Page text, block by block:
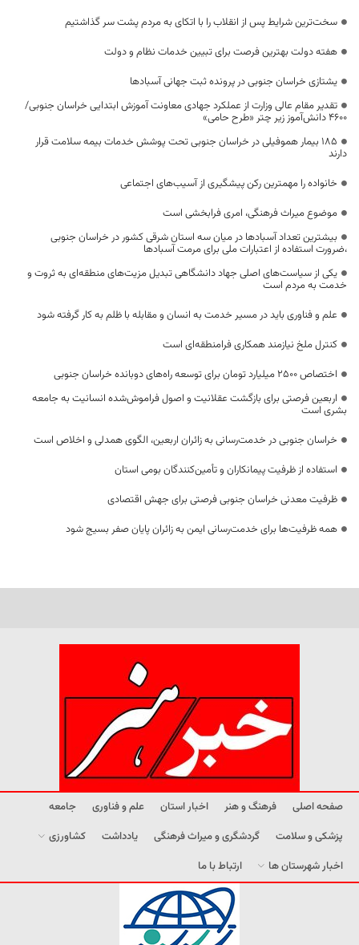
سخت‌ترین شرایط پس از انقلاب را با اتکای به مردم پشت سر گذاشتیم
هفته دولت بهترین فرصت برای تبیین خدمات نظام و دولت
یشتازی خراسان جنوبی در پرونده ثبت جهانی آسبادها
تقدیر مقام عالی وزارت از عملکرد جهادی معاونت آموزش ابتدایی خراسان جنوبی/
۴۶۰۰ دانش‌آموز زیر چتر «طرح حامی»
۱۸۵ بیمار هموفیلی در خراسان جنوبی تحت پوشش خدمات بیمه سلامت قرار
دارند
خانواده را مهمترین رکن پیشگیری از آسیب‌های اجتماعی
موضوع میراث فرهنگی، امری فرابخشی است
بیشترین تعداد آسبادها در میان سه استان شرقی کشور در خراسان جنوبی
،ضرورت استفاده از اعتبارات ملی برای مرمت آسبادها
یکی از سیاست‌های اصلی جهاد دانشگاهی تبدیل مزیت‌های منطقه‌ای به ثروت و
خدمت به مردم است
علم و فناوری باید در مسیر خدمت به انسان و مقابله با ظلم به کار گرفته شود
کنترل ملخ نیازمند همکاری فرامنطقه‌ای است
اختصاص 2500 میلیارد تومان برای توسعه راه‌های دوبانده خراسان جنوبی
اربعین فرصتی برای بازگشت عقلانیت و اصول فراموش‌شده انسانیت به جامعه
بشری است
خراسان جنوبی در خدمت‌رسانی به زائران اربعین، الگوی همدلی و اخلاص است
استفاده از ظرفیت پیمانکاران و تأمین‌کنندگان بومی استان
ظرفیت معدنی خراسان جنوبی فرصتی برای جهش اقتصادی
همه ظرفیت‌ها برای خدمت‌رسانی ایمن به زائران پایان صفر بسیج شود
صفحه اصلی فرهنگ و هنر اخبار استان علم و فناوری
جامعه
پزشکی و سلامت
گردشگری و میراث فرهنگی یادداشت
کشاورزی
اخبار شهرستان ها
ارتباط با ما